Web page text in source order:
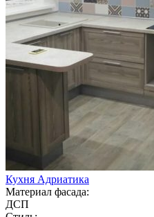
Кухня Адриатика
Материал фасада:
ДСП